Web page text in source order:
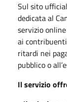
Sul sito
dedicata al
servizio
ai
ritardi nei
pubblico o
Il servizio